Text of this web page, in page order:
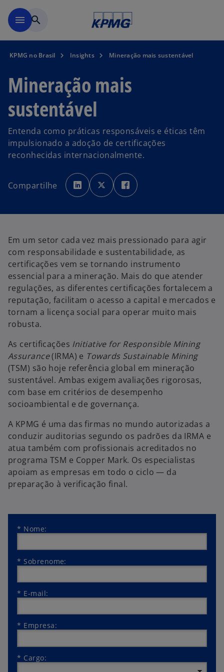
menu search
KPMG no Brasil Insights Mineração mais sustentável
Mineração mais
sustentável
Entenda como práticas responsáveis e éticas têm
impulsionado a adoção de certificações
reconhecidas internacionalmente.
Compartilhe
a
b
r
e
v
a
g
i
a
b
r
e
v
g
i
b
r
v
g
i
Em um setor cada vez mais pressionado para agir
com responsabilidade e sustentabilidade, as
certificações vem se tornando instrumento
essencial para a mineração. Mais do que atender
regulações, as diferentes certificações fortalecem a
reputação, facilitam o acesso a capital e mercados e
tornam a licença social para operar muito mais
robusta.
As certificações Initiative for Responsible Mining
Assurance(IRMA) e Towards Sustainable Mining
(TSM) são hoje referência global em mineração
sustentável. Ambas exigem avaliações rigorosas,
com base em critérios de desempenho
socioambiental e de governança.
A KPMG é uma das firmas no mundo autorizadas a
conduzir auditorias segundo os padrões da IRMA e
atua também com profissionais acreditados no
programa TSM e Copper Mark. Os especialistas
apoiam as empresas em todo o ciclo — da
preparação à verificação final.
* Nome:
* Sobrenome:
* E-mail:
* Empresa:
* Cargo: